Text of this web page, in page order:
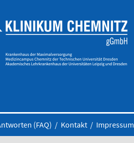
(FAQ) / Kontakt / Impressum